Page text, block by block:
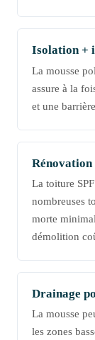
Isolation +
La mousse
assure à la
et une
Rénovation
La toiture
nombreuses
morte
démolition
Drainage
La mousse
les zones